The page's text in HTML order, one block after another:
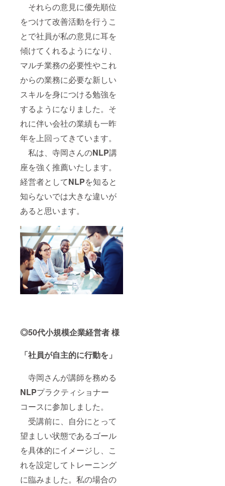
それらの意見に優先順位
をつけて改善活動を行うこ
とで社員が私の意見に耳を
傾けてくれるようになり、
マルチ業務の必要性やこれ
からの業務に必要な新しい
スキルを身につける勉強を
するようになりました。そ
れに伴い会社の業績も一昨
年を上回ってきています。
私は、寺岡さんのNLP講
座を強く推薦いたします。
経営者としてNLPを知ると
知らないでは大きな違いが
あると思います。
◎50代小規模企業経営者 様
「社員が自主的に行動を」
寺岡さんが講師を務める
NLPプラクティショナー
コースに参加しました。
受講前に、自分にとって
望ましい状態であるゴール
を具体的にイメージし、こ
れを設定してトレーニング
に臨みました。私の場合の